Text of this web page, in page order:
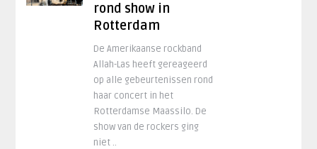
rond show in
Rotterdam
De Amerikaanse rockband
Allah-Las heeft gereageerd
op alle gebeurtenissen rond
haar concert in het
Rotterdamse Maassilo. De
show van de rockers ging
niet ..